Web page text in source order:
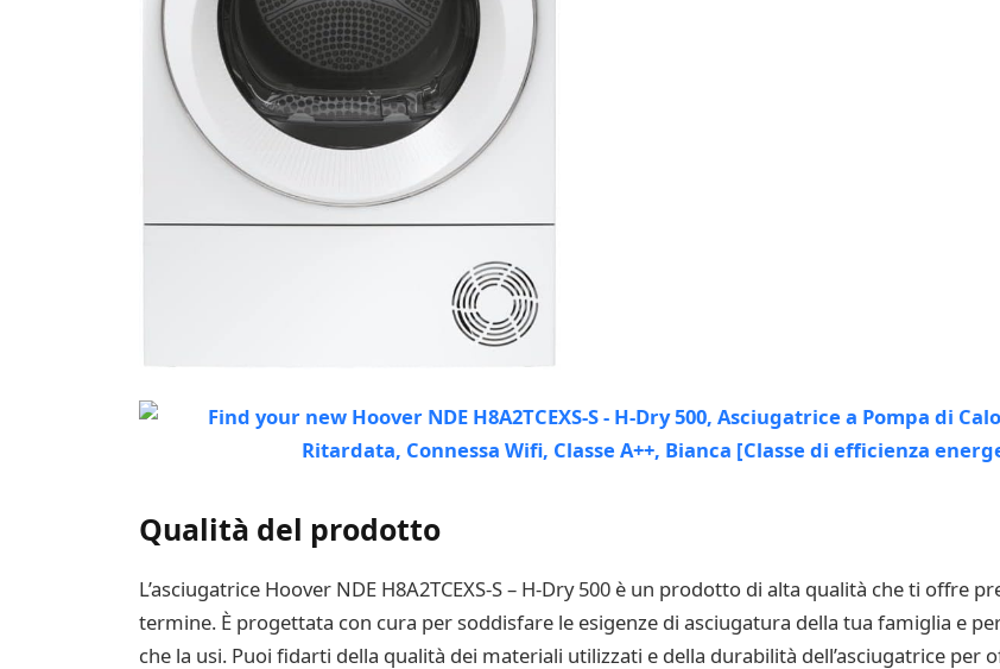
Qualità del prodotto
L’asciugatrice Hoover NDE H8A2TCEXS-S – H-Dry 500 è un prodotto di alta qualità che ti offre
termine. È progettata con cura per soddisfare le esigenze di asciugatura della tua famiglia e
che la usi. Puoi fidarti della qualità dei materiali utilizzati e della durabilità dell’asciugatrice per